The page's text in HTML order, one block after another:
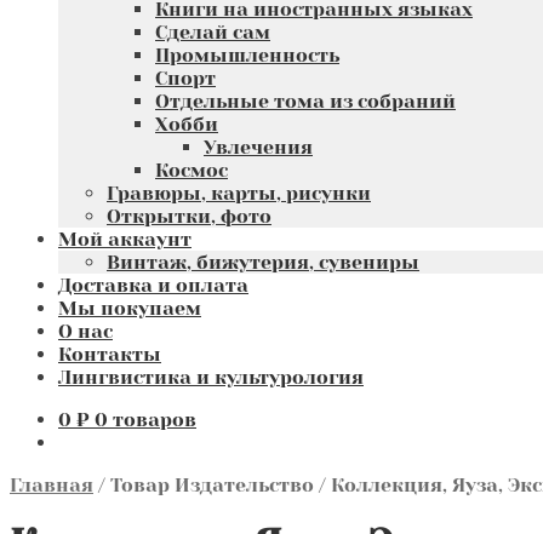
Книги на иностранных языках
Сделай сам
Промышленность
Спорт
Отдельные тома из собраний
Хобби
Увлечения
Космос
Гравюры, карты, рисунки
Открытки, фото
Мой аккаунт
Винтаж, бижутерия, сувениры
Доставка и оплата
Мы покупаем
О нас
Контакты
Лингвистика и культурология
0 ₽ 0 товаров
Главная / Товар Издательство / Коллекция, Яуза,